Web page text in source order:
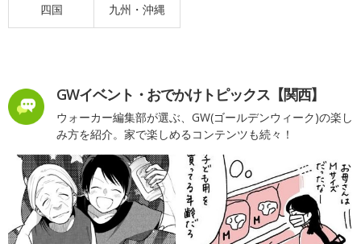
四国 九州・沖縄
GWイベント・おでかけトピックス【関西】
ウォーカー編集部が選ぶ、GW(ゴールデンウィーク)の楽し
み方を紹介。家で楽しめるコンテンツも続々！